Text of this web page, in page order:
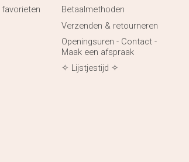
Betaalmethoden
Verzenden & retourneren
Openingsuren - Contact -
Maak een afspraak
✧ Lijstjestijd ✧